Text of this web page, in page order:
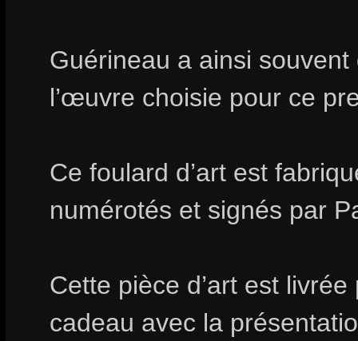
Guérineau a ainsi
l’œuvre choisie pour ce
Ce foulard d’art est
numérotés et signés par
Cette pièce d’art est
cadeau avec la